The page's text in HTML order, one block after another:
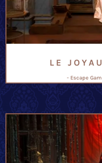
LE
- Escape